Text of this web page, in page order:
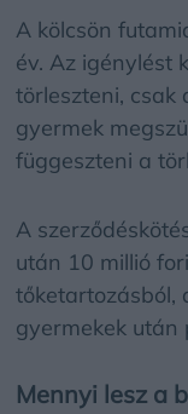
A kölcsön
év. Az igénylést
törleszteni, csak
gyermek
függeszteni a
A
után 10 millió
tőketartozásból,
gyermekek
Mennyi lesz a